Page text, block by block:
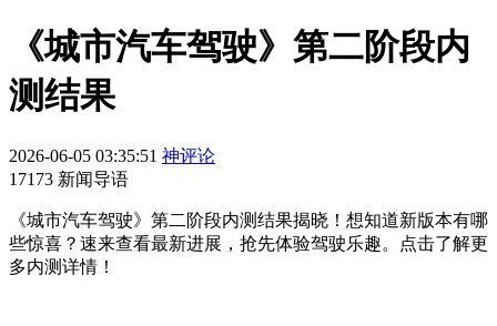
《城市汽车驾驶》第二阶段内
测结果
2026-06-05 03:35:51 神评论
17173 新闻导语
《城市汽车驾驶》第二阶段内测结果揭晓！想知道新版本有哪
些惊喜？速来查看最新进展，抢先体验驾驶乐趣。点击了解更
多内测详情！